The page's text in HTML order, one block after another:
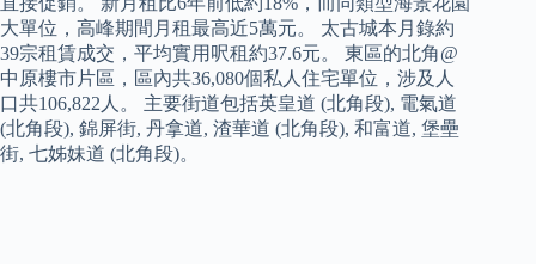
大單位，高峰期間月租最高近5萬元。 太古城本月錄約
39宗租賃成交，平均實用呎租約37.6元。 東區的北角@
中原樓市片區，區內共36,080個私人住宅單位，涉及人
口共106,822人。 主要街道包括英皇道 (北角段), 電氣道
(北角段), 錦屏街, 丹拿道, 渣華道 (北角段), 和富道, 堡壘
街, 七姊妹道 (北角段)。